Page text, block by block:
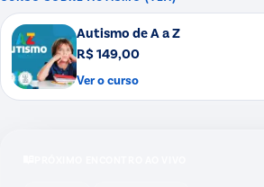
Autismo de A a Z
R$ 149,00
Ver o curso